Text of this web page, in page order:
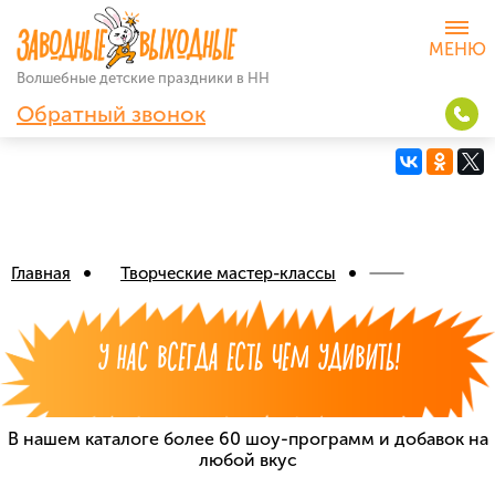
Волшебные детские праздники в НН
Обратный звонок
Главная Творческие мастер-классы
У НАС ВСЕГДА ЕСТЬ ЧЕМ УДИВИТЬ!
В нашем каталоге более 60 шоу-программ и добавок на
любой вкус